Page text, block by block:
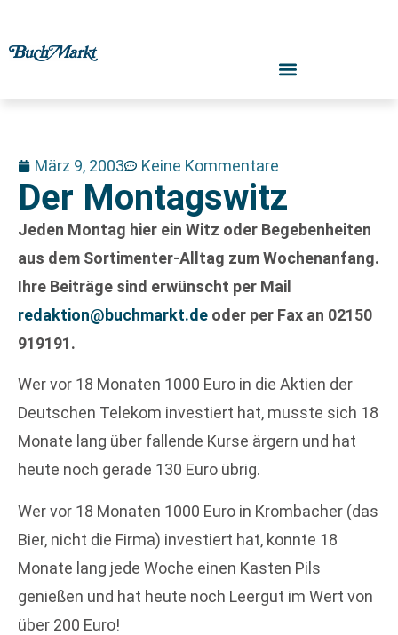
März 9, 2003 Keine Kommentare
Der Montagswitz
Jeden Montag hier ein Witz oder Begebenheiten
aus dem Sortimenter-Alltag zum Wochenanfang.
Ihre Beiträge sind erwünscht per Mail
redaktion@buchmarkt.de oder per Fax an 02150
919191.
Wer vor 18 Monaten 1000 Euro in die Aktien der
Deutschen Telekom investiert hat, musste sich 18
Monate lang über fallende Kurse ärgern und hat
heute noch gerade 130 Euro übrig.
Wer vor 18 Monaten 1000 Euro in Krombacher (das
Bier, nicht die Firma) investiert hat, konnte 18
Monate lang jede Woche einen Kasten Pils
genießen und hat heute noch Leergut im Wert von
über 200 Euro!